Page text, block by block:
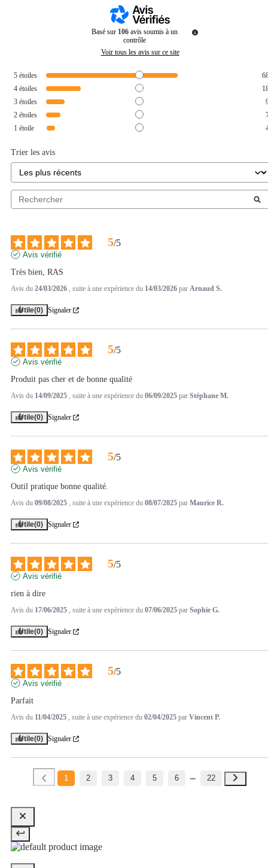
Basé sur 106 avis soumis à un
contrôle
Voir tous les avis sur ce site
5 étoiles
4 étoiles
3 étoiles
2 étoiles
1 étoile
Trier les avis
5/5
Avis vérifié
Très bien, RAS
Avis du 24/03/2026 , suite à une expérience du 14/03/2026 par Arnaud S.
Utile(0) Signaler
5/5
Avis vérifié
Produit pas cher et de bonne qualité
Avis du 14/09/2025 , suite à une expérience du 06/09/2025 par Stéphane M.
Utile(0) Signaler
5/5
Avis vérifié
Outil pratique bonne qualité.
Avis du 09/08/2025 , suite à une expérience du 08/07/2025 par Maurice R.
Utile(0) Signaler
5/5
Avis vérifié
rien à dire
Avis du 17/06/2025 , suite à une expérience du 07/06/2025 par Sophie G.
Utile(0) Signaler
5/5
Avis vérifié
Parfait
Avis du 11/04/2025 , suite à une expérience du 02/04/2025 par Vincent P.
Utile(0) Signaler
1 2 3 4 5 6 22